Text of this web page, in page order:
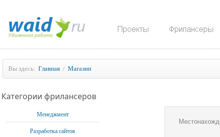
Вы здесь: Главная / Магазин
Категории фрилансеров
Менеджмент
Разработка сайтов